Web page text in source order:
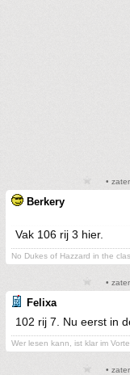
•
Berkery
Vak 106 rij 3 hier.
No Dukes of Hazzard in the
•
Felixa
102 rij 7. Nu eerst in
Wer lesen kann, ist klar im
•